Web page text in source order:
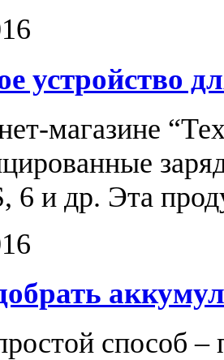
устройство
магазине
6 и др. Эта
способ –